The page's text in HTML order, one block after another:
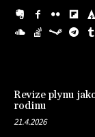
Revize plynu
rodinu
21.4.2026